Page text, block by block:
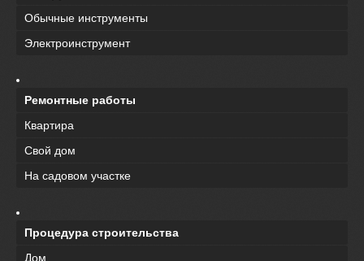
Обычные инструменты
Электроинструмент
Ремонтные работы
Квартира
Свой дом
На садовом участке
Процедура строительства
Дом